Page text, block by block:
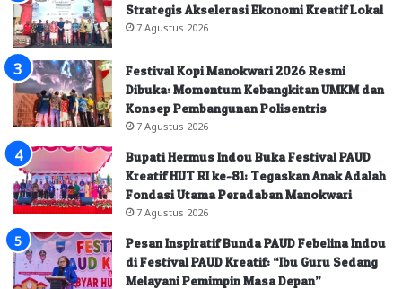
Strategis Akselerasi Ekonomi Kreatif Lokal
7 Agustus 2026
Festival Kopi Manokwari 2026 Resmi
Dibuka: Momentum Kebangkitan UMKM dan
Konsep Pembangunan Polisentris
7 Agustus 2026
Bupati Hermus Indou Buka Festival PAUD
Kreatif HUT RI ke-81: Tegaskan Anak Adalah
Fondasi Utama Peradaban Manokwari
7 Agustus 2026
Pesan Inspiratif Bunda PAUD Febelina Indou
di Festival PAUD Kreatif: “Ibu Guru Sedang
Melayani Pemimpin Masa Depan”